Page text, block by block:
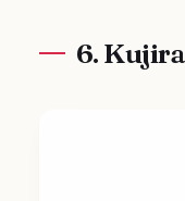
6. Kujira